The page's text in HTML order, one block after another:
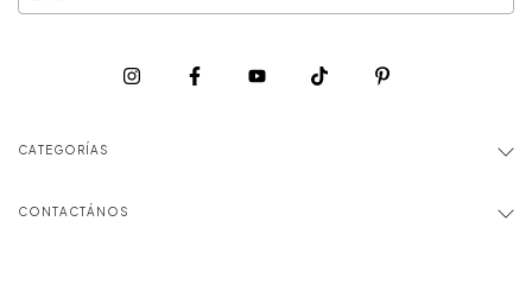
CATEGORÍAS
CONTACTÁNOS